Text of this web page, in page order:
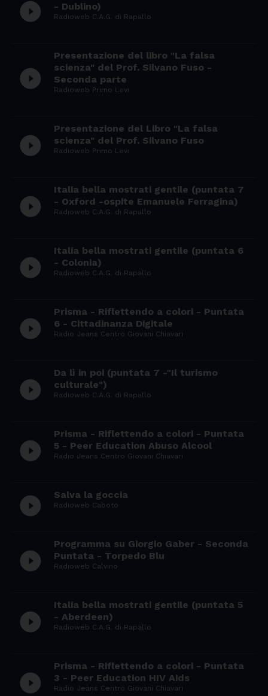
play_circle_filled
- Dublino)
Radioweb C.A.G. di Rapallo
play_circle_filled
Presentazione del libro "La falsa
scienza" del Prof. Silvano Fuso -
Seconda parte
Radioweb Primo Levi
play_circle_filled
Presentazione del Libro "La falsa
scienza" del Prof. Silvano Fuso
Radioweb Primo Levi
play_circle_filled
Italia bella mostrati gentile (puntata 7
- Oxford -ospite Emanuele Ferragina)
Radioweb C.A.G. di Rapallo
play_circle_filled
Italia bella mostrati gentile (puntata 6
- Colonia)
Radioweb C.A.G. di Rapallo
play_circle_filled
Prisma - Riflettendo a colori - Puntata
6 - Cittadinanza Digitale
Radio Jeans Centro Giovani Chiavari
play_circle_filled
Da lì in poi (puntata 7 -"Il turismo
culturale")
Radioweb C.A.G. di Rapallo
play_circle_filled
Prisma - Riflettendo a colori - Puntata
5 - Peer Education Abuso Alcool
Radio Jeans Centro Giovani Chiavari
play_circle_filled Salva la goccia
Radioweb Caboto
play_circle_filled
Programma su Giorgio Gaber - Seconda
Puntata - Torpedo Blu
Radioweb Calvino
play_circle_filled
Italia bella mostrati gentile (puntata 5
- Aberdeen)
Radioweb C.A.G. di Rapallo
play_circle_filled
Prisma - Riflettendo a colori - Puntata
3 - Peer Education HIV Aids
Radio Jeans Centro Giovani Chiavari